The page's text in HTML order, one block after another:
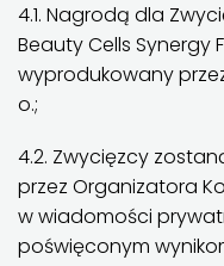
4.1. Nagrodą dla
Beauty Cells Synergy
wyprodukowany
o.;
4.2. Zwycięzcy
przez Organizatora
w wiadomości
poświęconym